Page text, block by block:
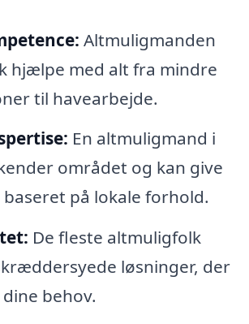
Altmuligmanden
hjælpe med alt fra mindre
til havearbejde.
En altmuligmand i
området og kan give
på lokale forhold.
De fleste altmuligfolk
løsninger, der
behov.